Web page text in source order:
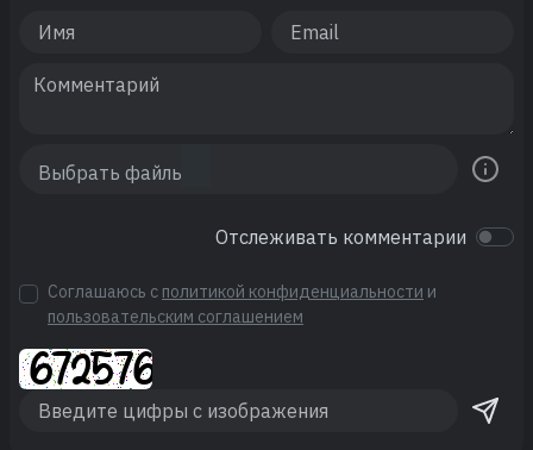
Отслеживать комментарии
Соглашаюсь с политикой конфиденциальности и
пользовательским соглашением